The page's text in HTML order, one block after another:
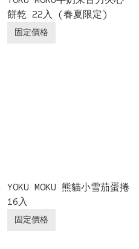
餅乾 22入 (春夏限定)
固定價格
YOKU MOKU 熊貓小雪茄蛋捲
16入
固定價格